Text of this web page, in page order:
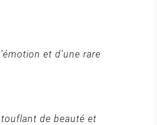
et d’une rare
de beauté et